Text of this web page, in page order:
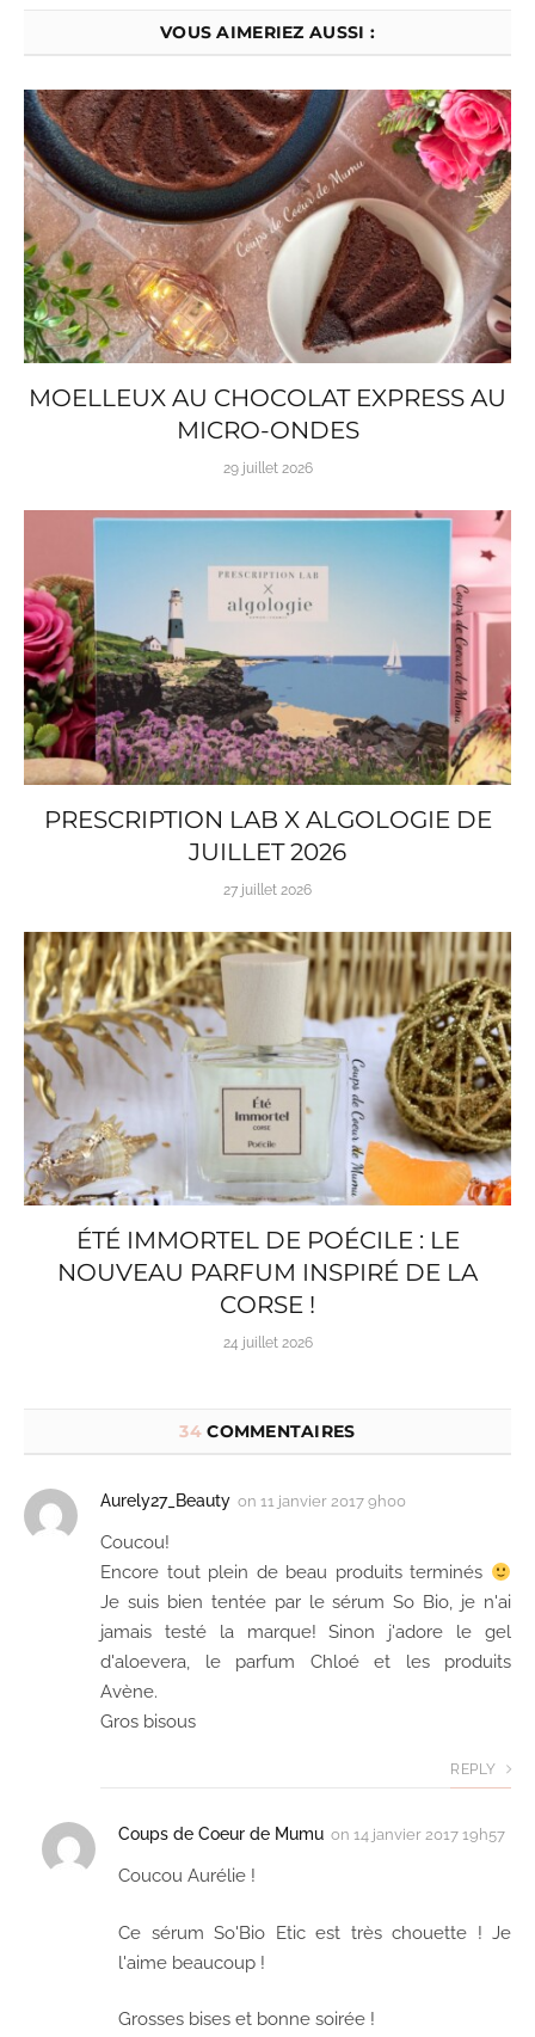
VOUS AIMERIEZ AUSSI :
MOELLEUX AU CHOCOLAT EXPRESS AU
MICRO-ONDES
29 juillet 2026
PRESCRIPTION LAB X ALGOLOGIE DE
JUILLET 2026
27 juillet 2026
ÉTÉ IMMORTEL DE POÉCILE : LE
NOUVEAU PARFUM INSPIRÉ DE LA
CORSE !
24 juillet 2026
34COMMENTAIRES
Aurely27_Beauty on 11 janvier 2017 9h00
Coucou!
Encore tout plein de beau produits terminés
Je suis bien tentée par le sérum So Bio, je n'ai
jamais testé la marque! Sinon j'adore le gel
d'aloevera, le parfum Chloé et les produits
Avène.
Gros bisous
REPLY
Coups de Coeur de Mumu on 14 janvier 2017 19h57
Coucou Aurélie !
Ce sérum So'Bio Etic est très chouette ! Je
l'aime beaucoup !
Grosses bises et bonne soirée !